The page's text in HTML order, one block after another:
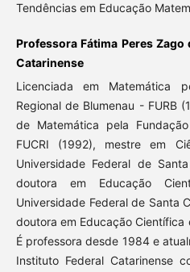
Tendências em Educação
Professora Fátima Peres
Catarinense
Licenciada em Matemática
Regional de Blumenau - FURB
de Matemática pela
FUCRI (1992), mestre em
Universidade Federal de
doutora em Educação
Universidade Federal de Santa
doutora em Educação Científica
É professora desde 1984 e
Instituto Federal Catarinense